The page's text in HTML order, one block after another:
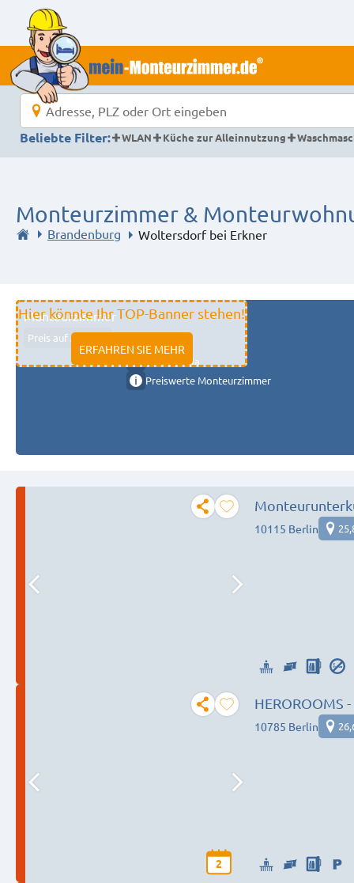
Beliebte Filter:
WLAN Küche zur Alleinnutzung
Monteurzimmer &
Brandenburg Woltersdorf bei Erkner
Hier könnte Ihr TOP-Banner stehen!
ERFAHREN SIE MEHR
Monteurzimmer
Preis auf Anfrage
11333 fulda
Preiswerte Monteurzimmer
Bedürfnis
10115 Berlin
2
10785 Berlin